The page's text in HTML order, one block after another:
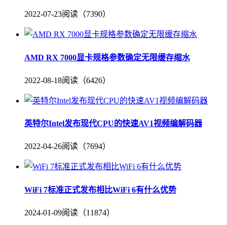
2022-07-23阅读（7390）
AMD RX 7000显卡规格参数确定无限缓存缩水
2022-08-18阅读（6426）
英特尔Intel发布现代CPU的快速AV1视频编解码器
2022-04-26阅读（7694）
WiFi 7标准正式发布相比WiFi 6有什么优势
2024-01-09阅读（11874）